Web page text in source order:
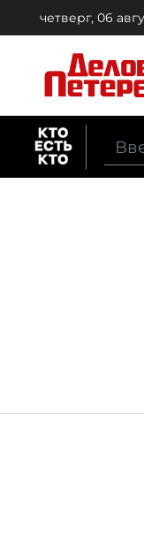
четверг, 06